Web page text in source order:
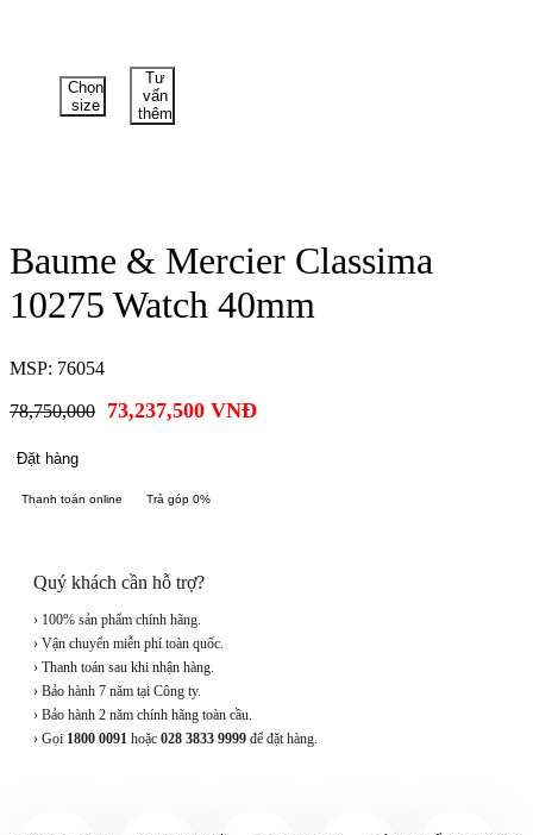
Chọn
size
Tư
vấn
thêm
Baume & Mercier Classima
10275 Watch 40mm
MSP: 76054
78,750,000 73,237,500 VNĐ
Đặt hàng
Thanh toán online Trả góp 0%
Quý khách cần hỗ trợ?
› 100% sản phẩm chính hãng.
› Vận chuyển miễn phí toàn quốc.
› Thanh toán sau khi nhận hàng.
› Bảo hành 7 năm tại Công ty.
› Bảo hành 2 năm chính hãng toàn cầu.
› Gọi 1800 0091 hoặc 028 3833 9999 để đặt hàng.